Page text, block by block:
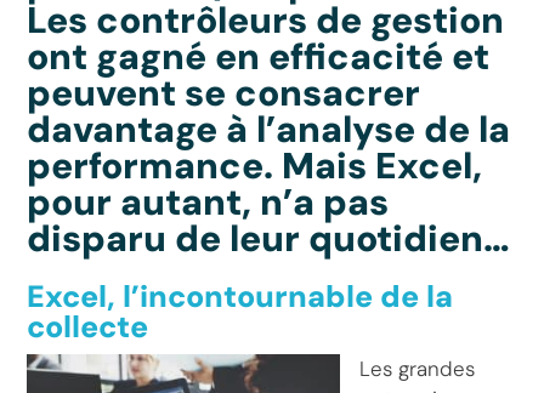
Les contrôleurs de gestion
ont gagné en efficacité et
peuvent se consacrer
davantage à l’analyse de la
performance. Mais Excel,
pour autant, n’a pas
disparu de leur quotidien…
Excel, l’incontournable de la
collecte
Les grandes